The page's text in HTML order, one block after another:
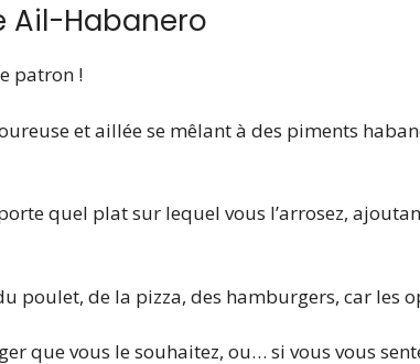
Ail-Habanero
patron !
et aillée se mêlant à des piments
quel plat sur lequel vous l’arrosez,
poulet, de la pizza, des hamburgers, car les
que vous le souhaitez, ou… si vous vous